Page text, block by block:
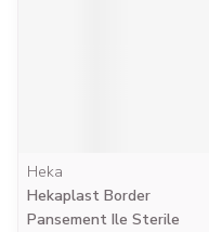
Heka
Hekaplast Border
Pansement Ile Sterile